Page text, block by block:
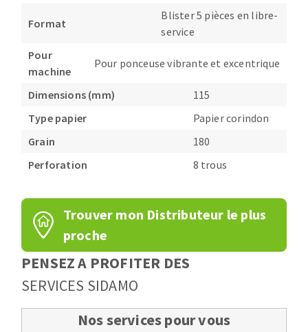
Format
Blister 5 pièces en libre-
service
Pour
machine
Pour ponceuse vibrante et excentrique
Dimensions (mm)
115
Type papier
Papier corindon
Grain
180
Perforation
8 trous
Trouver mon Distributeur le plus
proche
PENSEZ A PROFITER DES
SERVICES SIDAMO
Nos services pour vous